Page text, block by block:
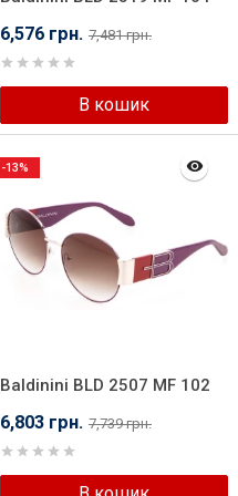
6,576 грн. 7,481 грн.
В кошик
Baldinini BLD 2507 MF 102
6,803 грн. 7,739 грн.
-13%